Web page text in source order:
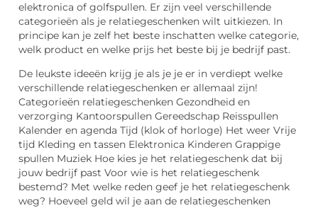
elektronica of golfspullen. Er zijn veel verschillende
categorieën als je relatiegeschenken wilt uitkiezen. In
principe kan je zelf het beste inschatten welke categorie,
welk product en welke prijs het beste bij je bedrijf past.
De leukste ideeën krijg je als je je er in verdiept welke
verschillende relatiegeschenken er allemaal zijn!
Categorieën relatiegeschenken Gezondheid en
verzorging Kantoorspullen Gereedschap Reisspullen
Kalender en agenda Tijd (klok of horloge) Het weer Vrije
tijd Kleding en tassen Elektronica Kinderen Grappige
spullen Muziek Hoe kies je het relatiegeschenk dat bij
jouw bedrijf past Voor wie is het relatiegeschenk
bestemd? Met welke reden geef je het relatiegeschenk
weg? Hoeveel geld wil je aan de relatiegeschenken